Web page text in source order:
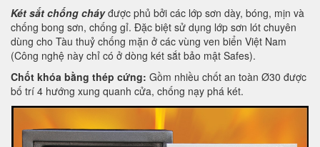
Két sắt chống cháyđược phủ bởi các lớp sơn dày, bóng, mịn và
chống bong sơn, chống gỉ. Đặc biệt sử dụng lớp sơn lót chuyên
dùng cho Tàu thuỷ chống mặn ở các vùng ven biển Việt Nam
(Công nghệ này chỉ có ở dòng két sắt bảo mật Safes).
Chốt khóa bằng thép cứng: Gồm nhiều chốt an toàn Ø30 được
bố trí 4 hướng xung quanh cửa, chống nạy phá két.